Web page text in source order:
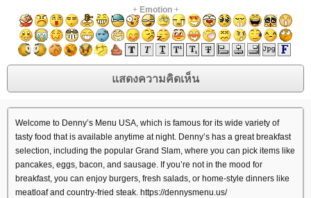
+ Emotion+
Welcome to Denny’s Menu USA, which is famous for its wide variety of
tasty food that is available anytime at night. Denny’s has a great breakfast
selection, including the popular Grand Slam, where you can pick items like
pancakes, eggs, bacon, and sausage. If you’re not in the mood for
breakfast, you can enjoy burgers, fresh salads, or home-style dinners like
meatloaf and country-fried steak. https://dennysmenu.us/